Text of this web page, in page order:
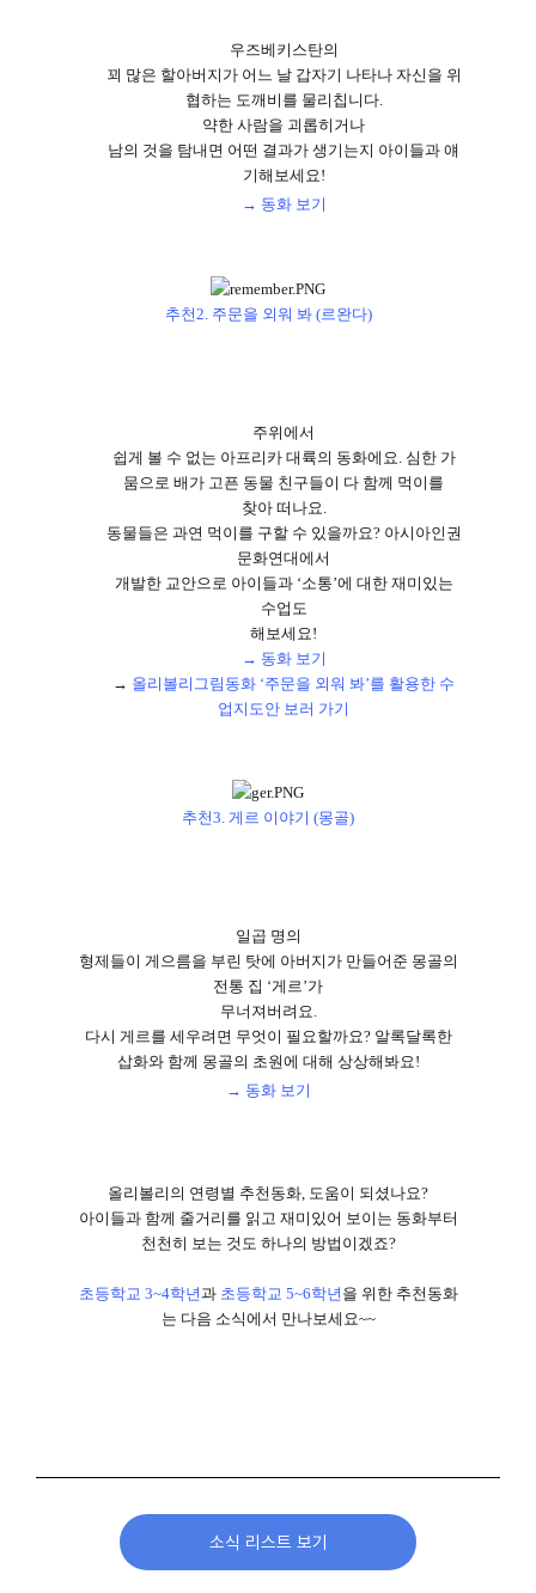
우즈베키스탄의
꾀 많은 할아버지가 어느 날 갑자기 나타나 자신을 위
협하는 도깨비를 물리칩니다.
약한 사람을 괴롭히거나
남의 것을 탐내면 어떤 결과가 생기는지 아이들과 얘
기해보세요 !
→ 동화 보기
추천2. 주문을 외워 봐 (르완다)
주위에서
쉽게 볼 수 없는 아프리카 대륙의 동화에요. 심한 가
뭄으로 배가 고픈 동물 친구들이 다 함께 먹이를
찾아 떠나요.
동물들은 과연 먹이를 구할 수 있을까요? 아시아인권
문화연대에서
개발한 교안으로 아이들과 ‘소통’에 대한 재미있는
수업도
해보세요!
→ 동화 보기
→ 올리볼리그림동화 ‘주문을 외워 봐’를 활용한 수
업지도안 보러 가기
추천3. 게르 이야기 (몽골)
일곱 명의
형제들이 게으름을 부린 탓에 아버지가 만들어준 몽골의
전통 집 ‘게르’가
무너져버려요.
다시 게르를 세우려면 무엇이 필요할까요? 알록달록한
삽화와 함께 몽골의 초원에 대해 상상해봐요!
→ 동화 보기
올리볼리의 연령별 추천동화, 도움이 되셨나요?
아이들과 함께 줄거리를 읽고 재미있어 보이는 동화부터
천천히 보는 것도 하나의 방법이겠죠?
초등학교 3~4학년과 초등학교 5~6학년 을 위한 추천동화
는 다음 소식에서 만나보세요~~
소식 리스트 보기